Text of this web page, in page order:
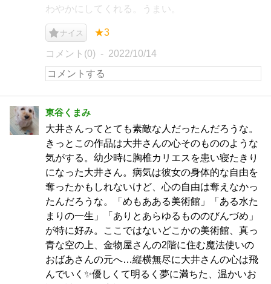
わやかにしてくれる。うまい。
ナイス ★3
コメント(0) 2022/10/14
東谷くまみ
大井さんってとても素敵な人だったんだろうな。
きっとこの作品は大井さんの心そのもののような
気がする。幼少時に胸椎カリエスを患い寝たきり
になった大井さん。病気は彼女の身体的な自由を
奪ったかもしれないけど、心の自由は奪えなかっ
たんだろうな。「めもあある美術館」「ある水た
まりの一生」「ありとあらゆるもののびんづめ」
が特に好み。ここではないどこかの美術館、真っ
青な空の上、金物屋さんの2階に住む魔法使いの
おばあさんの元へ…縦横無尽に大井さんの心は飛
んでいく✨優しくて明るく夢に満ちた、温かいお